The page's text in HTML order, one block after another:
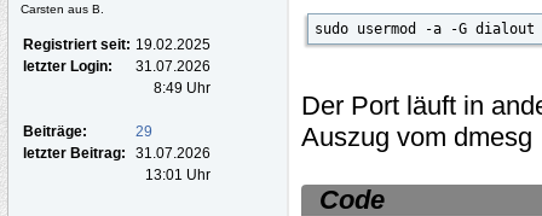
Carsten aus B.
Registriert seit: 19.02.2025
letzter Login:
31.07.2026
8:49 Uhr
Beiträge:
29
letzter Beitrag:
31.07.2026
13:01 Uhr
sudo usermod -a -G dialout
Der Port läuft in
Auszug vom dmesg
Code